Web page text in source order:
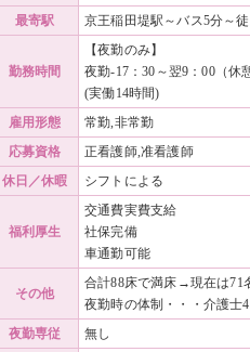
最寄駅
京王稲田堤駅～バス5分～
勤務時間
【夜勤のみ】
夜勤-17：30～翌9：00（休
(実働14時間)
雇用形態
常勤,非常勤
応募資格
正看護師,准看護師
休日／休暇
シフトによる
福利厚生
交通費実費支給
社保完備
車通勤可能
その他
合計88床で満床→現在は71
夜勤時の体制・・・介護士
夜勤専従
無し